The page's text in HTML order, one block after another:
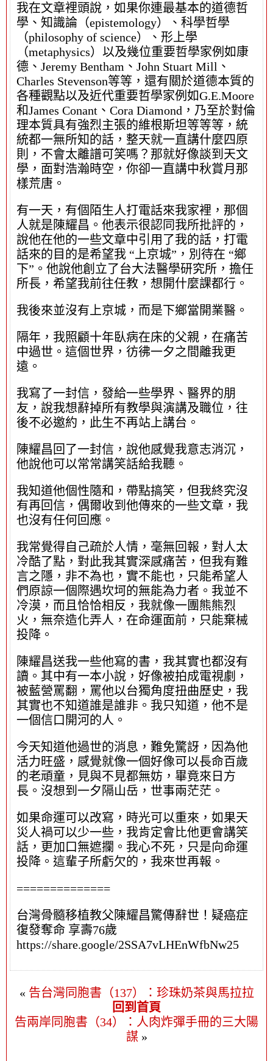
我在文章裡頭說，如果你連最基本的道德哲
學、知識論（epistemology）、科學哲學
（philosophy of science）、形上學
（metaphysics）以及幾位重要哲學家例如康
德、Jeremy Bentham、John Stuart Mill、
Charles Stevenson等等，還有關於道德本質的
各種觀點以及近代重要哲學家例如G.E.Moore
和James Conant、Cora Diamond，乃至於對倫
理本質具有強烈主張的維根斯坦等等等，統
統都一無所知的話，整天就一直講什麼四原
則，不會太離譜可笑嗎？那就好像談到天文
學，面對浩瀚時空，你卻一直講中秋賞月那
樣荒唐。
有一天，有個陌生人打電話來我家裡，那個
人就是陳耀昌。他表示很認同我所批評的，
說他在他的一些文章中引用了我的話，打電
話來的目的是希望我 “上京城”，別待在 “鄉
下”。他說他創立了台大法醫學研究所，擔任
所長，希望我前往任教，想開什麼課都行。
我後來並沒有上京城，而是下鄉當開業醫。
隔年，我照顧十年臥病在床的父親，在痛苦
中過世。這個世界，彷彿一夕之間離我更
遠。
我寫了一封信，發給一些學界、醫界的朋
友，說我想辭掉所有教學與演講及職位，往
後不必邀約，此生不再站上講台。
陳耀昌回了一封信，說他感覺我意志消沉，
他說他可以常常講笑話給我聽。
我知道他個性隨和，帶點搞笑，但我終究沒
有再回信，偶爾收到他傳來的一些文章，我
也沒有任何回應。
我常覺得自己疏於人情，毫無回報，對人太
冷酷了點，對此我其實深感痛苦，但我有難
言之隱，非不為也，實不能也，只能希望人
們原諒一個際遇坎坷的無能為力者。我並不
冷漠，而且恰恰相反，我就像一團熊熊烈
火，無奈造化弄人，在命運面前，只能棄械
投降。
陳耀昌送我一些他寫的書，我其實也都沒有
讀。其中有一本小說，好像被拍成電視劇，
被藍營罵翻，罵他以台獨角度扭曲歷史，我
其實也不知道誰是誰非。我只知道，他不是
一個信口開河的人。
今天知道他過世的消息，難免驚訝，因為他
活力旺盛，感覺就像一個好像可以長命百歲
的老頑童，見與不見都無妨，畢竟來日方
長。沒想到一夕隔山岳，世事兩茫茫。
如果命運可以改寫，時光可以重來，如果天
災人禍可以少一些，我肯定會比他更會講笑
話，更加口無遮攔。我心不死，只是向命運
投降。這輩子所虧欠的，我來世再報。
==============
台灣骨髓移植教父陳耀昌驚傳辭世！疑癌症
復發奪命 享壽76歲
https://share.google/2SSA7vLHEnWfbNw25
« 告台灣同胞書（137）：珍珠奶茶與馬拉拉
回到首頁
告兩岸同胞書（34）：人肉炸彈手冊的三大陽
謀 »